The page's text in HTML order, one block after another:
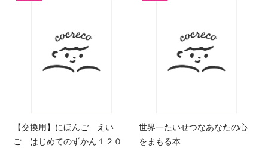
【交換用】にほんご えい
ご はじめてのずかん１２０
世界一たいせつなあなたの心
をまもる本